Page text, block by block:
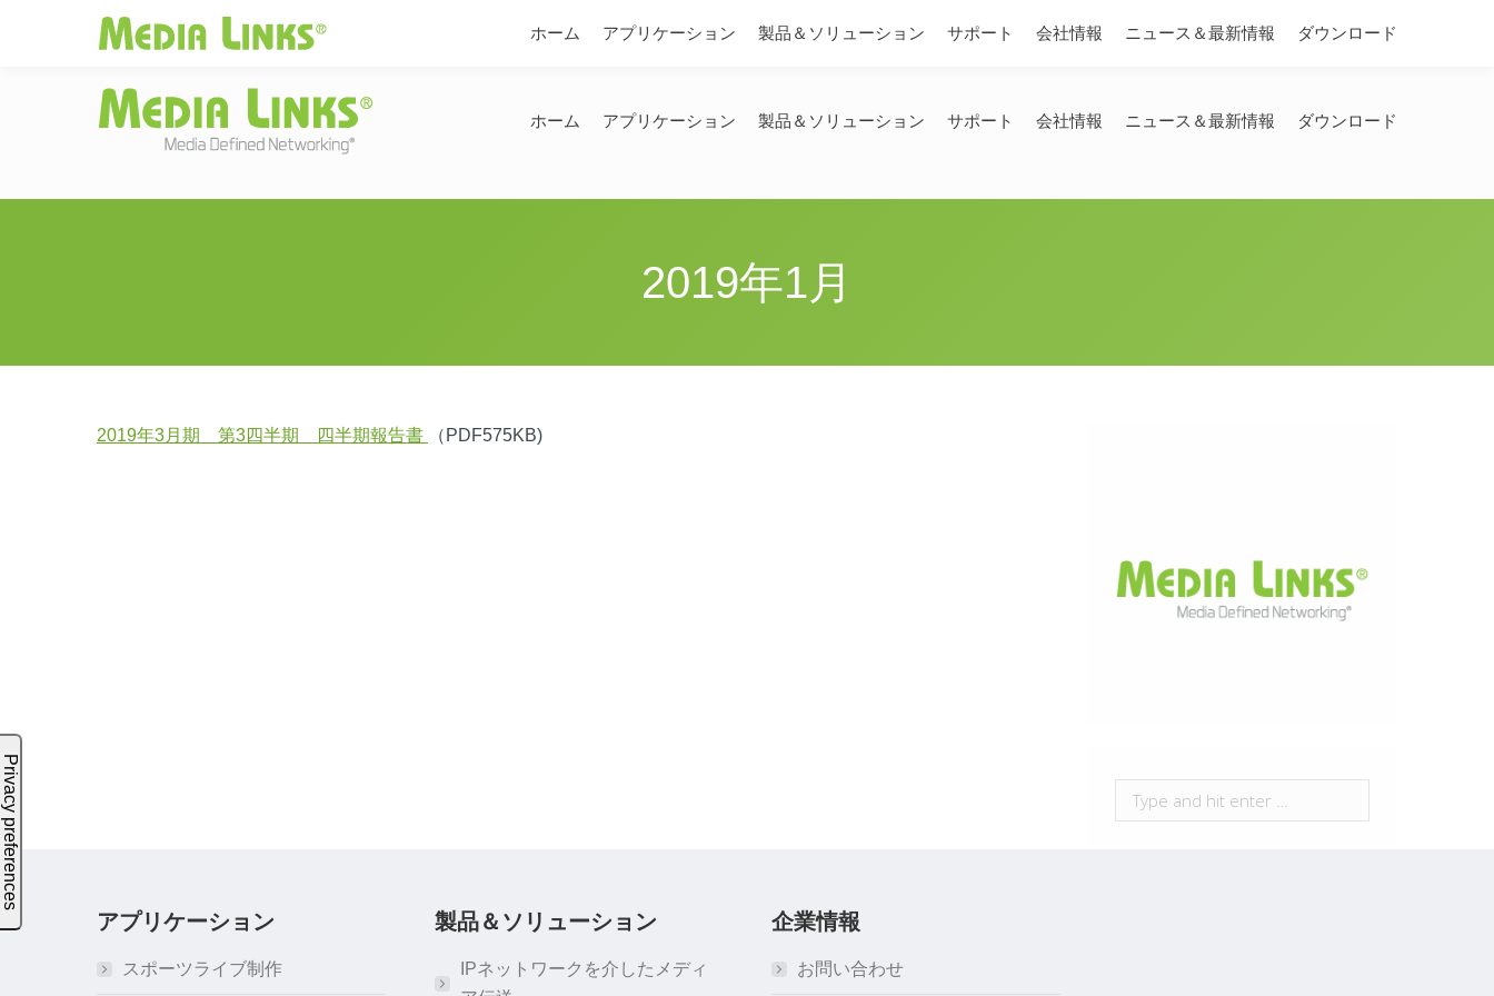
Media LinksJAPAN | Change
ホーム アプリケーション 製品＆ソリューション サポート 会社情報 ニュース＆最新情報 ダウンロード
2019年1月
2019年3月期 第3四半期 四半期報告書 （PDF575KB)
Search:
アプリケーション
スポーツライブ制作
製品＆ソリューション
IPネットワークを介したメディ
企業情報
お問い合わせ
ホーム アプリケーション 製品＆ソリューション サポート 会社情報 ニュース＆最新情報 ダウンロード